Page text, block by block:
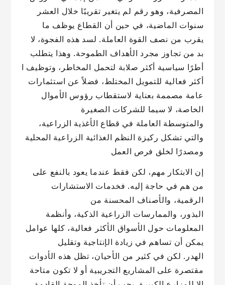
المصرفية، وهو رقم لم يتغير تقريبًا خلال العشر
سنوات الماضية، في حين أن القطاع يوظف ما
يقرب من نصف القوة العاملة. لسد هذه الفجوة، لا
بد من تجاوز مجرد الأهداف الطموحة. وهذا يتطلب
أطرًا سياسية أكثر صلابة لتحمل المخاطر، وتوظيف ا
أكثر فعالية للتمويل المختلط، فضلاً عن استثمارات
عامة مصممة بعناية لاستقطاب رؤوس الأموال
الخاصة، لا سيما للشركات الصغيرة
والمتوسطة العاملة في قطاع الأغذية الزراعية،
والتي تشكل ركيزة النظم الغذائية الزراعية المحلية
ومصدرًا لخلق فرص العمل
إن الابتكار مهم، لكن فقط عندما يعود بالنفع على
من هم في حاجة إليه. فخدمات الاستشارات
الرقمية، والأصناف المحسنة من
البذور، والممارسات الزراعية الذكية، وأنظمة
المعلومات حول الأسواق الأكثر فعالية، كلها عوامل
يمكن أن تساهم في زيادة الإنتاجية وتقليل
الهدر. لكن في كثير من الأحيان، تظل هذه الأدوات
مقتصرة على المشاريع التجريبية أو لا تكون متاحة